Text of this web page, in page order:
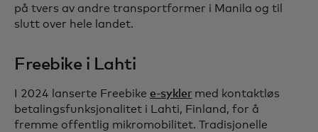
på tvers av andre transportformer i Manila og til
slutt over hele landet.
Freebike i Lahti
I 2024 lanserte Freebike e-syklermed kontaktløs
betalingsfunksjonalitet i Lahti, Finland, for å
fremme offentlig mikromobilitet. Tradisjonelle